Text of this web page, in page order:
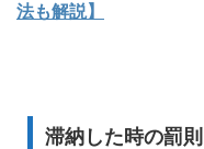
法も解説】
滞納した時の罰則